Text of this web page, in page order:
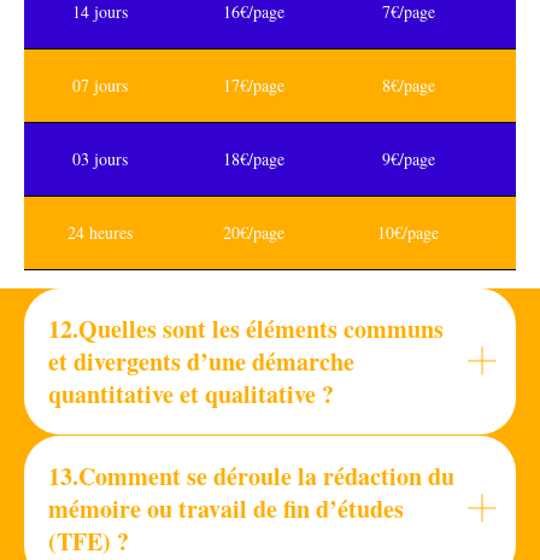
14 jours 16€/page 7€/page
07 jours 17€/page 8€/page
03 jours 18€/page 9€/page
24 heures 20€/page 10€/page
12.Quelles sont les éléments communs
et divergents d’une démarche
quantitative et qualitative ?
13.Comment se déroule la rédaction du
mémoire ou travail de fin d’études
(TFE) ?